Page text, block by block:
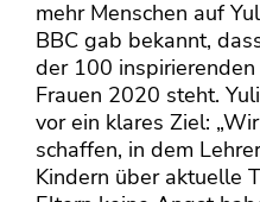
mehr Menschen auf
BBC gab bekannt,
der 100
Frauen 2020 steht.
vor ein klares Ziel:
schaffen, in dem
Kindern über aktuelle